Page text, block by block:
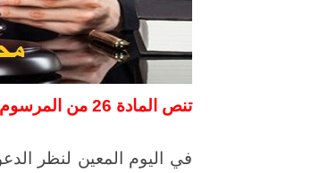
تنص المادة 26 من المرسوم بقانون رقم 35 لسنة 1978 بشأن إيجار العقارات على :-
في اليوم المعين لنظر